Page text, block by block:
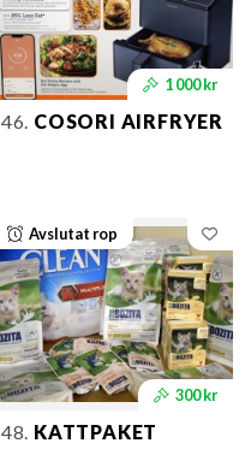
1 000 kr
46. COSORI AIRFRYER
Avslutat rop
300 kr
48. KATTPAKET